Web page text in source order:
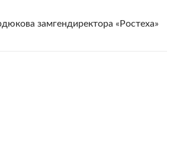
замгендиректора «Ростеха»